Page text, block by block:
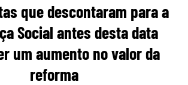
que descontaram para a
Social antes desta data
um aumento no valor da
reforma